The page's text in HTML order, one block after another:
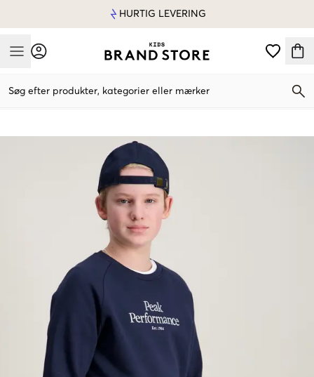
HURTIG LEVERING
Mobile Menu
Søg efter produkter, kategorier eller mærker